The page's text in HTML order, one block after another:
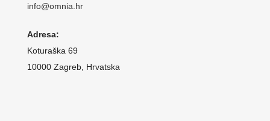
info@omnia.hr
Adresa:
Koturaška 69
10000 Zagreb, Hrvatska